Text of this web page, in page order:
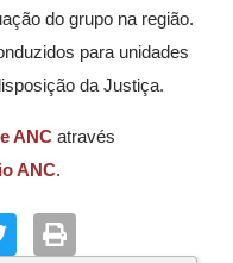
do grupo na região.
para unidades
da Justiça.
ANC através
ANC.